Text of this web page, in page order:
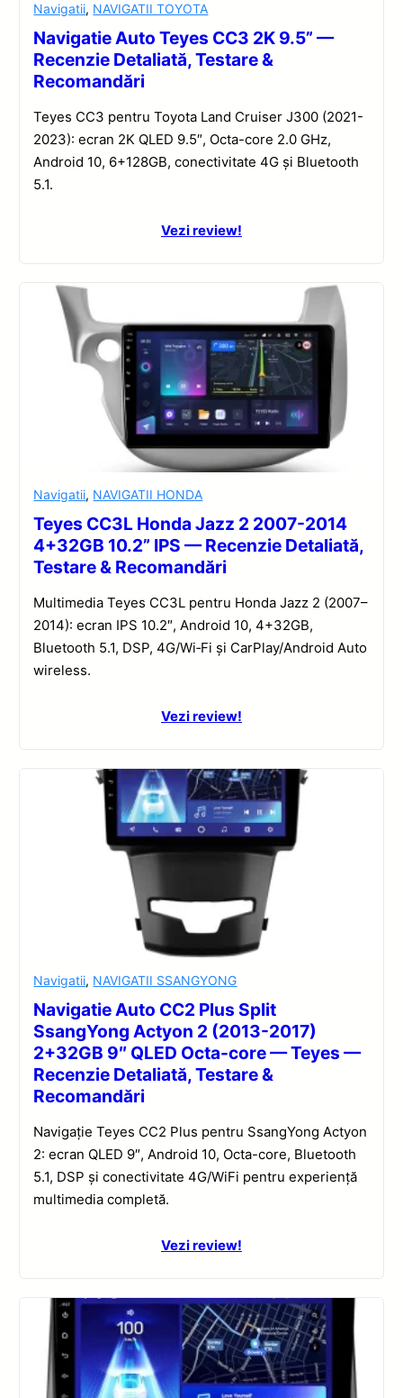
Navigatii, NAVIGATII TOYOTA
Navigatie Auto Teyes CC3 2K 9.5” —
Recenzie Detaliată, Testare &
Recomandări
Teyes CC3 pentru Toyota Land Cruiser J300 (2021-
2023): ecran 2K QLED 9.5″, Octa-core 2.0 GHz,
Android 10, 6+128GB, conectivitate 4G și Bluetooth
5.1.
Vezi review!
Navigatii, NAVIGATII HONDA
Teyes CC3L Honda Jazz 2 2007-2014
4+32GB 10.2” IPS — Recenzie Detaliată,
Testare & Recomandări
Multimedia Teyes CC3L pentru Honda Jazz 2 (2007–
2014): ecran IPS 10.2″, Android 10, 4+32GB,
Bluetooth 5.1, DSP, 4G/Wi‑Fi și CarPlay/Android Auto
wireless.
Vezi review!
Navigatii, NAVIGATII SSANGYONG
Navigatie Auto CC2 Plus Split
SsangYong Actyon 2 (2013-2017)
2+32GB 9″ QLED Octa-core — Teyes —
Recenzie Detaliată, Testare &
Recomandări
Navigație Teyes CC2 Plus pentru SsangYong Actyon
2: ecran QLED 9″, Android 10, Octa-core, Bluetooth
5.1, DSP și conectivitate 4G/WiFi pentru experiență
multimedia completă.
Vezi review!